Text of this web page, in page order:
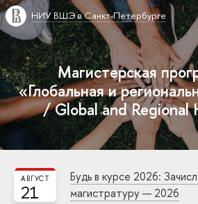
НИУ ВШЭ в Санкт-Петербурге
Магистерская
«Глобальная и
/ Global and Regional
21
АВГУСТ
Будь в курсе 2026:
магистратуру — 2026